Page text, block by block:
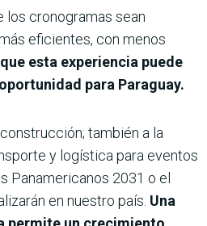
los cronogramas sean
eficientes, con menos
esta experiencia puede
para Paraguay.
también a la
y logística para eventos
Panamericanos 2031 o el
en nuestro país. Una